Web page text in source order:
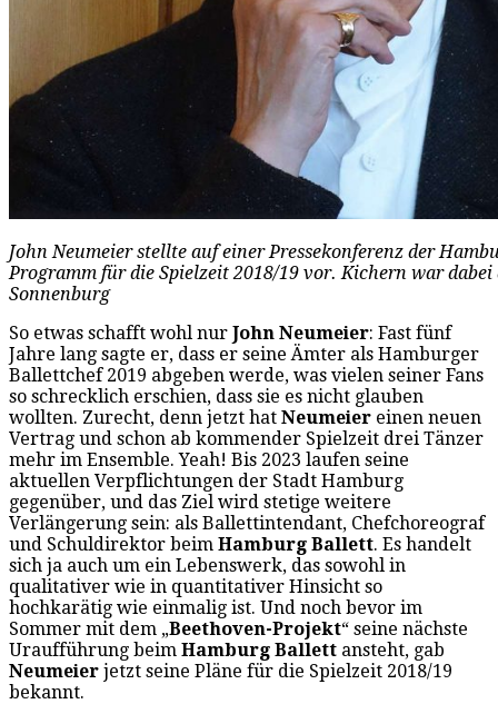
John Neumeier stellte auf einer Pressekonferenz der
Programm für die Spielzeit 2018/19 vor. Kichern war
Sonnenburg
So etwas schafft wohl nur John Neumeier: Fast fünf
Jahre lang sagte er, dass er seine Ämter als Hamburger
Ballettchef 2019 abgeben werde, was vielen seiner Fans
so schrecklich erschien, dass sie es nicht glauben
wollten. Zurecht, denn jetzt hat Neumeier einen neuen
Vertrag und schon ab kommender Spielzeit drei Tänzer
mehr im Ensemble. Yeah! Bis 2023 laufen seine
aktuellen Verpflichtungen der Stadt Hamburg
gegenüber, und das Ziel wird stetige weitere
Verlängerung sein: als Ballettintendant, Chefchoreograf
und Schuldirektor beim Hamburg Ballett. Es handelt
sich ja auch um ein Lebenswerk, das sowohl in
qualitativer wie in quantitativer Hinsicht so
hochkarätig wie einmalig ist. Und noch bevor im
Sommer mit dem „Beethoven-Projekt“ seine nächste
Uraufführung beim Hamburg Ballett ansteht, gab
Neumeier jetzt seine Pläne für die Spielzeit 2018/19
bekannt.